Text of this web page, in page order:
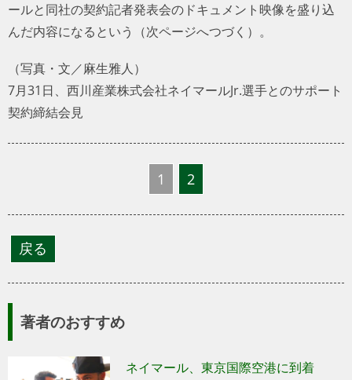
ールと同社の契約記者発表会のドキュメント映像を盛り込
んだ内容になるという（次ページへつづく）。
（写真・文／麻生雅人）
7月31日、西川産業株式会社ネイマールJr.選手とのサポート
契約締結会見
1 2
著者のおすすめ
ネイマール、東京国際空港に到着